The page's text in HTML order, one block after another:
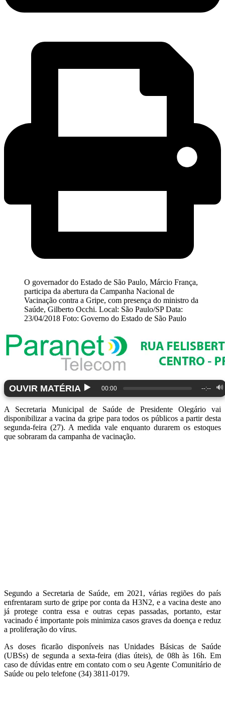
O governador do Estado de São Paulo, Márcio França,
participa da abertura da Campanha Nacional de
Vacinação contra a Gripe, com presença do ministro da
Saúde, Gilberto Occhi. Local: São Paulo/SP Data:
23/04/2018 Foto: Governo do Estado de São Paulo
OUVIR MATÉRIA ▶️ 00:00 --:-- 🔊
A Secretaria Municipal de Saúde de Presidente Olegário vai
disponibilizar a vacina da gripe para todos os públicos a partir desta
segunda-feira (27). A medida vale enquanto durarem os estoques
que sobraram da campanha de vacinação.
Segundo a Secretaria de Saúde, em 2021, várias regiões do país
enfrentaram surto de gripe por conta da H3N2, e a vacina deste ano
já protege contra essa e outras cepas passadas, portanto, estar
vacinado é importante pois minimiza casos graves da doença e reduz
a proliferação do vírus.
As doses ficarão disponíveis nas Unidades Básicas de Saúde
(UBSs) de segunda a sexta-feira (dias úteis), de 08h às 16h. Em
caso de dúvidas entre em contato com o seu Agente Comunitário de
Saúde ou pelo telefone (34) 3811-0179.